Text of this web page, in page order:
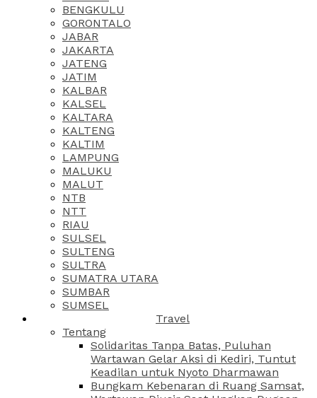
BENGKULU
GORONTALO
JABAR
JAKARTA
JATENG
JATIM
KALBAR
KALSEL
KALTARA
KALTENG
KALTIM
LAMPUNG
MALUKU
MALUT
NTB
NTT
RIAU
SULSEL
SULTENG
SULTRA
SUMATRA UTARA
SUMBAR
SUMSEL
Travel
Tentang
Solidaritas Tanpa Batas, Puluhan
Wartawan Gelar Aksi di Kediri, Tuntut
Keadilan untuk Nyoto Dharmawan
Bungkam Kebenaran di Ruang Samsat,